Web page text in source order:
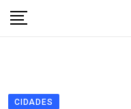
Skip
CIDADES